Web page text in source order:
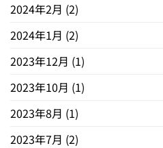
2024年2月 (2)
2024年1月 (2)
2023年12月 (1)
2023年10月 (1)
2023年8月 (1)
2023年7月 (2)